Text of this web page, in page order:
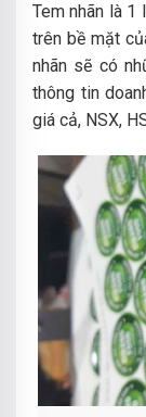
Tem nhãn là 1
trên bề mặt
nhãn sẽ có
thông tin
giá cả, NSX,